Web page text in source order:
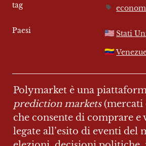
tag
Paesi 🇺🇸Stati
🇻🇪
prediction markets (mercati
che consente di comprare e
legate all’esito di eventi del